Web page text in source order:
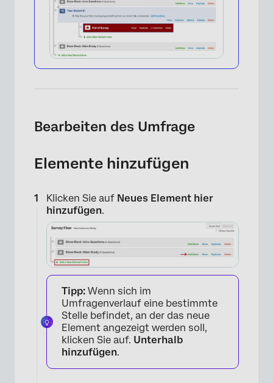
Bearbeiten des Umfrage
Elemente hinzufügen
Klicken Sie auf Neues Element hier
hinzufügen.
Tipp: Wenn sich im
Umfragenverlauf eine bestimmte
Stelle befindet, an der das neue
Element angezeigt werden soll,
klicken Sie auf. Unterhalb
hinzufügen.